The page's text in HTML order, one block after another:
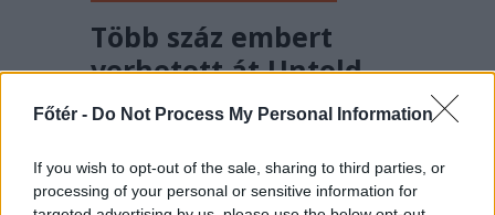
Főtér - Do Not Process My Personal Information
If you wish to opt-out of the sale, sharing to third parties, or
processing of your personal or sensitive information for
Több száz embert
verhetett át Untold-
belépőkkel egy
kolozsvári férfi – hírek
pénteken
A rendőrség vizsgálódik